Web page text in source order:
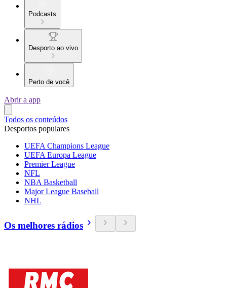
Podcasts
Desporto ao vivo
Perto de você
Abrir a app
Todos os conteúdos
Desportos populares
UEFA Champions League
UEFA Europa League
Premier League
NFL
NBA Basketball
Major League Baseball
NHL
Os melhores rádios